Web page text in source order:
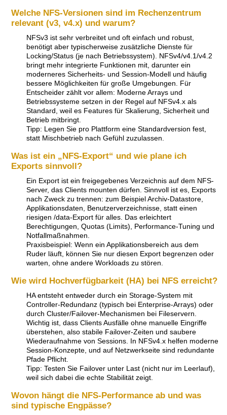
Welche NFS-Versionen sind im Rechenzentrum
relevant (v3, v4.x) und warum?
NFSv3 ist sehr verbreitet und oft einfach und robust,
benötigt aber typischerweise zusätzliche Dienste für
Locking/Status (je nach Betriebssystem). NFSv4/v4.1/v4.2
bringt mehr integrierte Funktionen mit, darunter ein
moderneres Sicherheits- und Session-Modell und häufig
bessere Möglichkeiten für große Umgebungen. Für
Entscheider zählt vor allem: Moderne Arrays und
Betriebssysteme setzen in der Regel auf NFSv4.x als
Standard, weil es Features für Skalierung, Sicherheit und
Betrieb mitbringt.
Tipp: Legen Sie pro Plattform eine Standardversion fest,
statt Mischbetrieb nach Gefühl zuzulassen.
Was ist ein „NFS-Export“ und wie plane ich
Exports sinnvoll?
Ein Export ist ein freigegebenes Verzeichnis auf dem NFS-
Server, das Clients mounten dürfen. Sinnvoll ist es, Exports
nach Zweck zu trennen: zum Beispiel Archiv-Datastore,
Applikationsdaten, Benutzerverzeichnisse, statt einen
riesigen /data-Export für alles. Das erleichtert
Berechtigungen, Quotas (Limits), Performance-Tuning und
Notfallmaßnahmen.
Praxisbeispiel: Wenn ein Applikationsbereich aus dem
Ruder läuft, können Sie nur diesen Export begrenzen oder
warten, ohne andere Workloads zu stören.
Wie wird Hochverfügbarkeit (HA) bei NFS erreicht?
HA entsteht entweder durch ein Storage-System mit
Controller-Redundanz (typisch bei Enterprise-Arrays) oder
durch Cluster/Failover-Mechanismen bei Fileservern.
Wichtig ist, dass Clients Ausfälle ohne manuelle Eingriffe
überstehen, also stabile Failover-Zeiten und saubere
Wiederaufnahme von Sessions. In NFSv4.x helfen moderne
Session-Konzepte, und auf Netzwerkseite sind redundante
Pfade Pflicht.
Tipp: Testen Sie Failover unter Last (nicht nur im Leerlauf),
weil sich dabei die echte Stabilität zeigt.
Wovon hängt die NFS-Performance ab und was
sind typische Engpässe?